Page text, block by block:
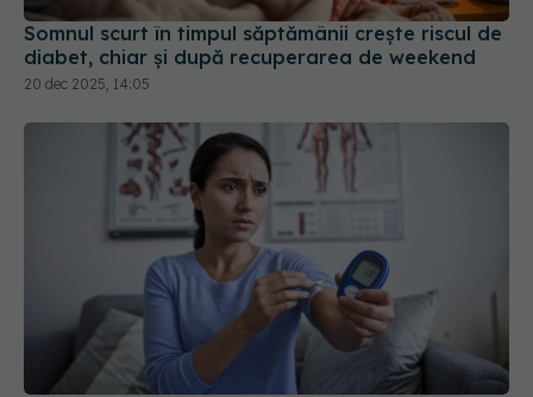
20 dec 2025, 14:05
Durerea nervoasă provocată de diabet:
descoperirea care poate duce la un tratament
14 mai 2025, 22:52